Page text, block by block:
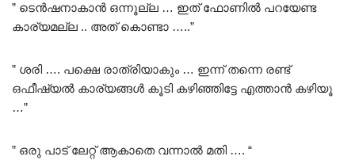
” ടെൻഷനാകാൻ ഒന്നൂല്ല … ഇത് ഫോണിൽ പറയേണ്ട
കാര്യമല്ല .. അത് കൊണ്ടാ …..”
” ശരി …. പക്ഷെ രാത്രിയാകും … ഇന്ന് തന്നെ രണ്ട്
ഒഫീഷ്യൽ കാര്യങ്ങൾ കൂടി കഴിഞ്ഞിട്ടേ എത്താൻ കഴിയൂ
…”
” ഒരു പാട് ലേറ്റ് ആകാതെ വന്നാൽ മതി …. “